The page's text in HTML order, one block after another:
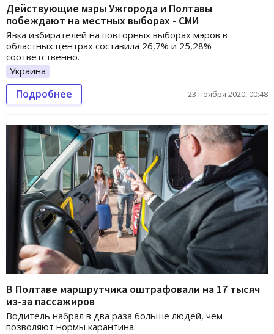
Действующие мэры Ужгорода и Полтавы
побеждают на местных выборах - СМИ
Явка избирателей на повторных выборах мэров в
областных центрах составила 26,7% и 25,28%
соответственно.
Украина
Подробнее 23 ноября 2020, 00:48
В Полтаве маршрутчика оштрафовали на 17 тысяч
из-за пассажиров
Водитель набрал в два раза больше людей, чем
позволяют нормы карантина.